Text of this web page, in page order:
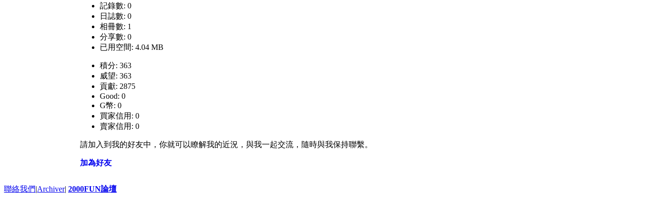
記錄數: 0
日誌數: 0
相冊數: 1
分享數: 0
已用空間: 4.04 MB
積分: 363
威望: 363
貢獻: 2875
Good: 0
G幣: 0
買家信用: 0
賣家信用: 0
請加入到我的好友中，你就可以瞭解我的近況，與我一起交流，隨時與我保持聯繫。
加為好友
聯絡我們|Archiver| 2000FUN論壇